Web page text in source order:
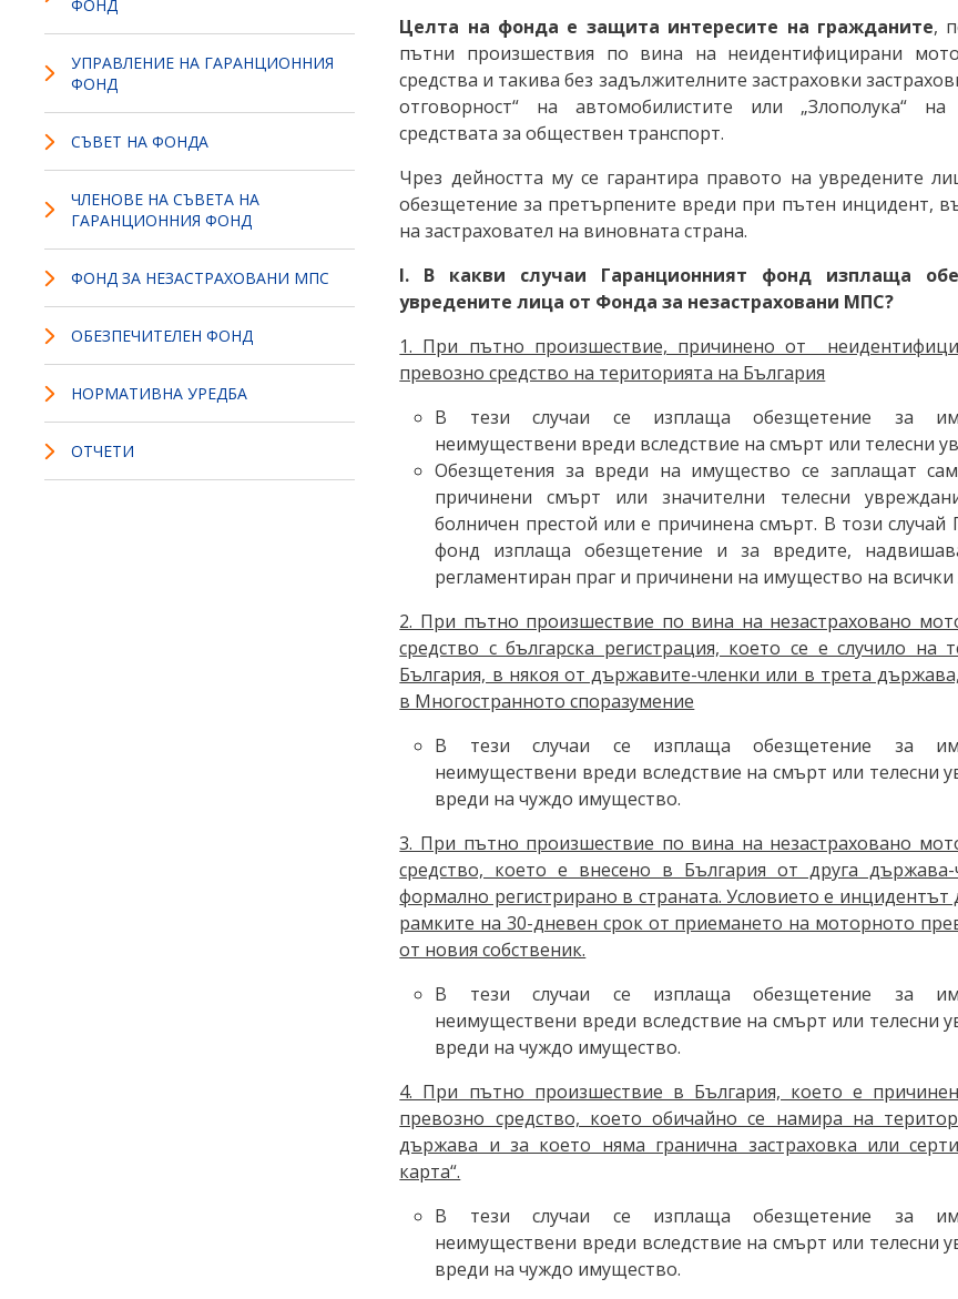
ФОНД
УПРАВЛЕНИЕ НА ГАРАНЦИОННИЯ
ФОНД
СЪВЕТ НА ФОНДА
ЧЛЕНОВЕ НА СЪВЕТА НА
ГАРАНЦИОННИЯ ФОНД
ФОНД ЗА НЕЗАСТРАХОВАНИ МПС
ОБЕЗПЕЧИТЕЛЕН ФОНД
НОРМАТИВНА УРЕДБА
ОТЧЕТИ
Целта на фонда е защита интересите на гражданите,
пътни произшествия по вина на неидентифицирани
средства и такива без задължителните застраховки
отговорност“ на автомобилистите или „Злополука“
средствата за обществен транспорт.
Чрез дейността му се гарантира правото на увредените
обезщетение за претърпените вреди при пътен инцидент,
на застраховател на виновната страна.
І. В какви случаи Гаранционният фонд изплаща
увредените лица от Фонда за незастраховани МПС?
1. При пътно произшествие, причинено от
превозно средство на територията на България
В тези случаи се изплаща обезщетение за
неимуществени вреди вследствие на смърт или телесни
Обезщетения за вреди на имущество се заплащат
причинени смърт или значителни телесни
болничен престой или е причинена смърт. В този случай
фонд изплаща обезщетение и за вредите,
регламентиран праг и причинени на имущество на всички
2. При пътно произшествие по вина на незастраховано
средство с българска регистрация, което се е случило на
България, в някоя от държавите-членки или в трета
в Многостранното споразумение
В тези случаи се изплаща обезщетение за
неимуществени вреди вследствие на смърт или телесни
вреди на чуждо имущество.
3. При пътно произшествие по вина на незастраховано
средство, което е внесено в България от друга
формално регистрирано в страната. Условието е инцидентът
рамките на 30-дневен срок от приемането на моторното
от новия собственик.
В тези случаи се изплаща обезщетение за
неимуществени вреди вследствие на смърт или телесни
вреди на чуждо имущество.
4. При пътно произшествие в България, което е
превозно средство, което обичайно се намира на
държава и за което няма гранична застраховка или
карта“.
В тези случаи се изплаща обезщетение за
неимуществени вреди вследствие на смърт или телесни
вреди на чуждо имущество.